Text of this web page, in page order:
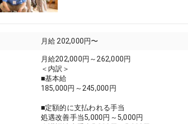
月給 202,000円〜
月給202,000円～262,000円
＜内訳＞
■基本給
185,000円～245,000円
■定額的に支払われる手当
処遇改善手当5,000円～5,000円